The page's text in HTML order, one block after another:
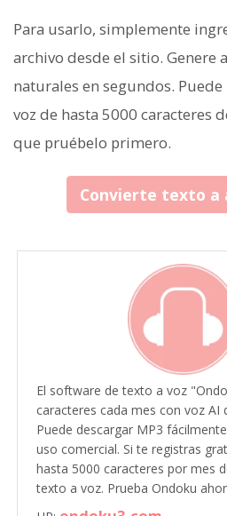
Para usarlo, simplemente
archivo desde el sitio. Genere
naturales en segundos.
voz de hasta 5000 caracteres
que pruébelo primero.
Convierte texto a
El software de texto a voz
caracteres cada mes con voz AI
Puede descargar MP3
uso comercial. Si te registras
hasta 5000 caracteres por mes
texto a voz. Prueba Ondoku